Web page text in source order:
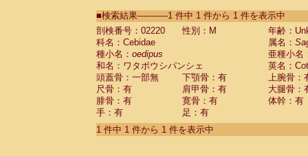
CebidaeSaguinus labiatus(0)
Cebidae Saguinus leucopus (0)
Cebidae
Cebidae
CebidaeSaguinus nigricollis (0)
Cebidae Saguinus oedipus
Cebidae Saguinus weddelli
Cebidae Saguinusspp.
Cebidae Aotus trivirgatus
Cebidae Cebus albifrons
■検索結果-----------1 件中 1 件から 1 件を表示中
剖検番号：02220
性別：M
年齢：
科名：Cebidae
属名：
種小名： oedipus
亜種小名
和名：ワタボウシパンシェ
英名：
頭蓋骨：一部無
下顎骨：有
上腕骨：
尺骨：有
肩甲骨：有
大腿骨：
腓骨：有
寛骨：有
体幹：有
手：有
足：有
1 件中 1 件から 1 件を表示中